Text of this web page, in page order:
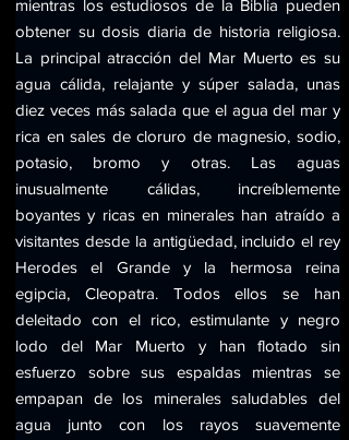
mientras los estudiosos de la Biblia pueden
obtener su dosis diaria de historia religiosa.
La principal atracción del Mar Muerto es su
agua cálida, relajante y súper salada, unas
diez veces más salada que el agua del mar y
rica en sales de cloruro de magnesio, sodio,
potasio, bromo y otras. Las aguas
inusualmente cálidas, increíblemente
boyantes y ricas en minerales han atraído a
visitantes desde la antigüedad, incluido el rey
Herodes el Grande y la hermosa reina
egipcia, Cleopatra. Todos ellos se han
deleitado con el rico, estimulante y negro
lodo del Mar Muerto y han flotado sin
esfuerzo sobre sus espaldas mientras se
empapan de los minerales saludables del
agua junto con los rayos suavemente